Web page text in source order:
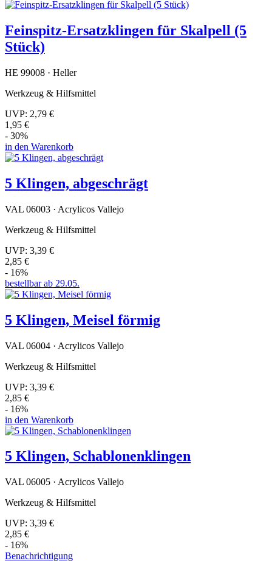
Feinspitz-Ersatzklingen für Skalpell (5
Stück)
HE 99008 · Heller
Werkzeug & Hilfsmittel
UVP: 2,79 €
1,95 €
- 30%
in den Warenkorb
5 Klingen, abgeschrägt
VAL 06003 · Acrylicos Vallejo
Werkzeug & Hilfsmittel
UVP: 3,39 €
2,85 €
- 16%
bestellbar ab 29.05.
5 Klingen, Meisel förmig
VAL 06004 · Acrylicos Vallejo
Werkzeug & Hilfsmittel
UVP: 3,39 €
2,85 €
- 16%
in den Warenkorb
5 Klingen, Schablonenklingen
VAL 06005 · Acrylicos Vallejo
Werkzeug & Hilfsmittel
UVP: 3,39 €
2,85 €
- 16%
Benachrichtigung